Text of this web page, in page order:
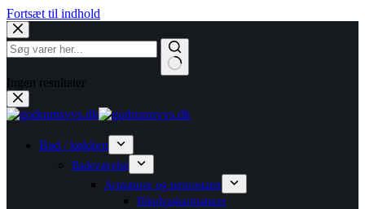
Fortsæt til indhold
Ingen resultater
Bad / køkken
Badeværelse
Armaturer og termostater
Håndvaskarmaturer